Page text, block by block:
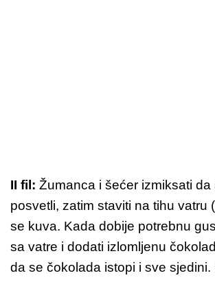
II fil: Žumanca i šećer izmiksati da
posvetli, zatim staviti na tihu vatru
se kuva. Kada dobije potrebnu
sa vatre i dodati izlomljenu
da se čokolada istopi i sve sjedini.